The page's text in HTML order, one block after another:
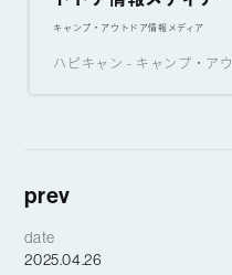
キャンプ・アウトドア情報メディア
ハピキャン - キャンプ・ア
prev
date
2025.04.26